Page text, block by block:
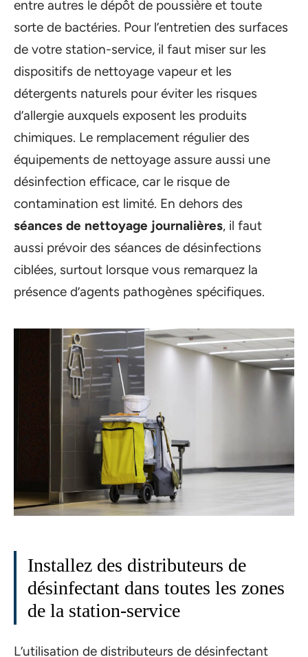
entre autres le dépôt de poussière et toute
sorte de bactéries. Pour l’entretien des surfaces
de votre station-service, il faut miser sur les
dispositifs de nettoyage vapeur et les
détergents naturels pour éviter les risques
d’allergie auxquels exposent les produits
chimiques. Le remplacement régulier des
équipements de nettoyage assure aussi une
désinfection efficace, car le risque de
contamination est limité. En dehors des
séances de nettoyage journalières, il faut
aussi prévoir des séances de désinfections
ciblées, surtout lorsque vous remarquez la
présence d’agents pathogènes spécifiques.
Installez des distributeurs de
désinfectant dans toutes les zones
de la station-service
L’utilisation de distributeurs de désinfectant